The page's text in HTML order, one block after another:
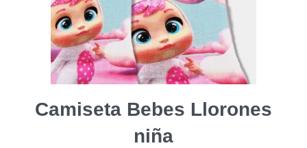
Camiseta Bebes Llorones
niña